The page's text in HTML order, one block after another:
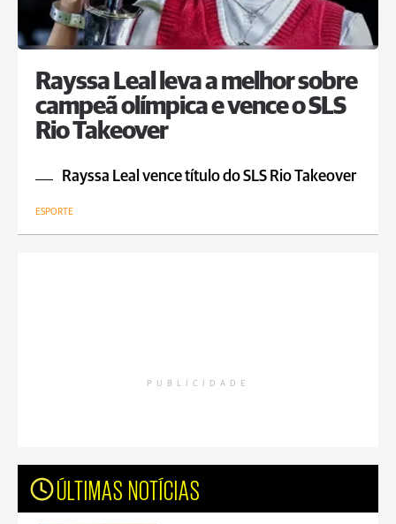
Rayssa Leal leva a melhor sobre
campeã olímpica e vence o SLS
Rio Takeover
Rayssa Leal vence título do SLS Rio Takeover
ESPORTE
PUBLICIDADE
ÚLTIMAS NOTÍCIAS